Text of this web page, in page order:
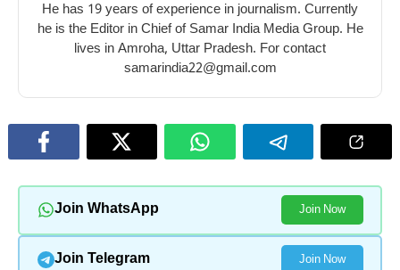
He has 19 years of experience in journalism. Currently
he is the Editor in Chief of Samar India Media Group. He
lives in Amroha, Uttar Pradesh. For contact
samarindia22@gmail.com
Join WhatsApp Join Now
Join Telegram Join Now